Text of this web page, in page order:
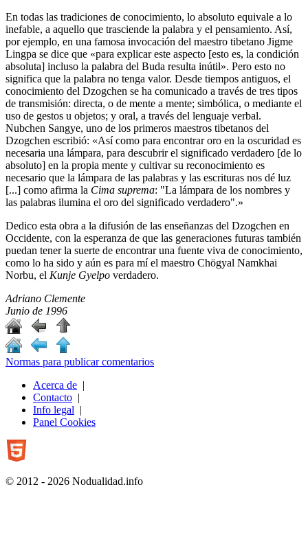
En todas las tradiciones de conocimiento, lo absoluto equivale a lo
inefable, a aquello que trasciende la palabra y el pensamiento. Así,
por ejemplo, en una famosa invocación del maestro tibetano Jigme
Lingpa se dice que «para explicar este aspecto [esto es, la condición
absoluta] incluso la palabra del Buda resulta inútil». Pero esto no
significa que la palabra no tenga valor. Desde tiempos antiguos, el
conocimiento del Dzogchen se ha comunicado a través de tres tipos
de transmisión: directa, o de mente a mente; simbólica, o mediante el
uso de gestos u objetos; y oral, a través del lenguaje verbal.
Nubchen Sangye, uno de los primeros maestros tibetanos del
Dzogchen escribió: «Así como para encontrar oro en la oscuridad es
necesaria una lámpara, para descubrir el significado verdadero [de lo
absoluto] en la propia mente y cultivar su reconocimiento es
necesario que la lámpara de las palabras y las escrituras nos dé luz
[...] como afirma la Cima suprema: "La lámpara de los nombres y
las palabras ilumina el oro del significado verdadero".»
Dedico esta obra a la difusión de las enseñanzas del Dzogchen en
Occidente, con la esperanza de que las generaciones futuras también
puedan tener la suerte de encontrar una fuente viva de conocimiento,
como lo ha sido y aún es para mí el maestro Chögyal Namkhai
Norbu, el Kunje Gyelpo verdadero.
Adriano Clemente
Junio de 1996
Normas para publicar comentarios
Acerca de |
Contacto |
Info legal |
Panel Cookies
© 2012 - 2026 Nodualidad.info